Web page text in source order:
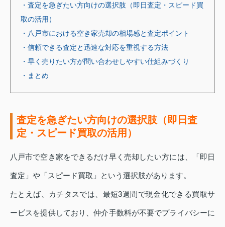
・査定を急ぎたい方向けの選択肢（即日査定・スピード買
取の活用）
・八戸市における空き家売却の相場感と査定ポイント
・信頼できる査定と迅速な対応を重視する方法
・早く売りたい方が問い合わせしやすい仕組みづくり
・まとめ
査定を急ぎたい方向けの選択肢（即日査
定・スピード買取の活用）
八戸市で空き家をできるだけ早く売却したい方には、「即日
査定」や「スピード買取」という選択肢があります。
たとえば、カチタスでは、最短3週間で現金化できる買取サ
ービスを提供しており、仲介手数料が不要でプライバシーに